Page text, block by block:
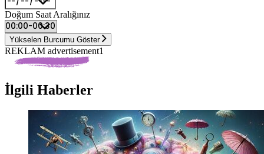
Doğum Saat Aralığınız
Yükselen Burcumu Göster
REKLAM advertisement1
İlgili Haberler